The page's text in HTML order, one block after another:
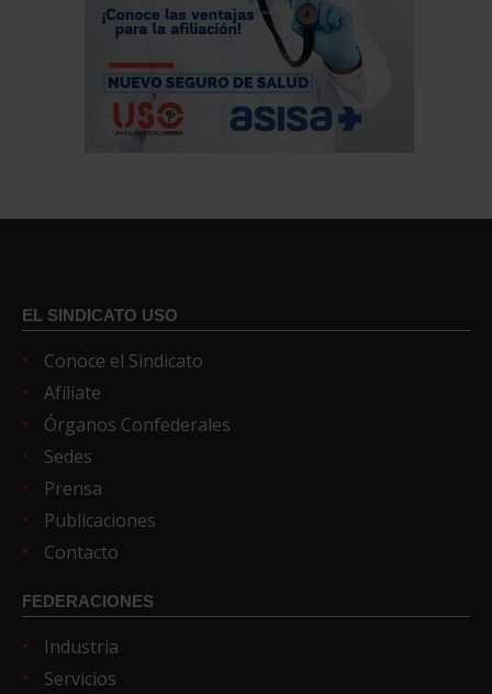
EL SINDICATO USO
Conoce el Sindicato
Afíliate
Órganos Confederales
Sedes
Prensa
Publicaciones
Contacto
FEDERACIONES
Industria
Servicios